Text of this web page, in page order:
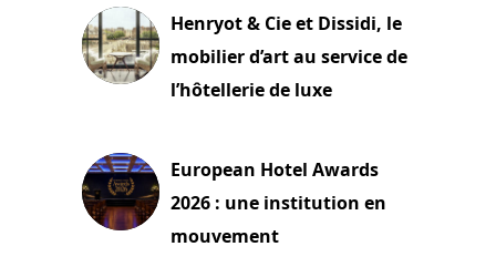
Henryot & Cie et Dissidi, le
mobilier d’art au service de
l’hôtellerie de luxe
European Hotel Awards
2026 : une institution en
mouvement